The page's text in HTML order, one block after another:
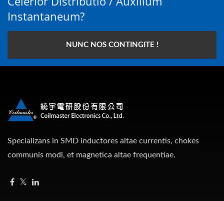
Instantaneum?
NUNC NOS CONTINGITE !
Specializans in SMD inductores altae currentis, chokes
communis modi, et magnetica altae frequentiae.